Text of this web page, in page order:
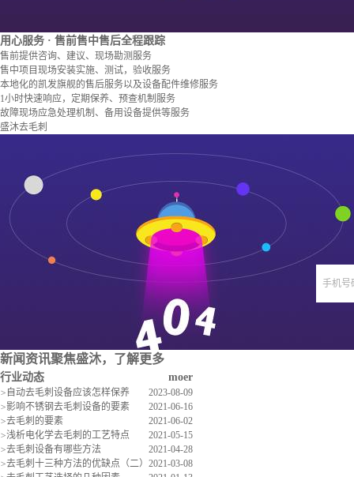
用心服务 · 售前售中售后全程跟踪
售前提供咨询、建议、现场勘测服务
售中项目现场安装实施、测试，验收服务
本地化的凯发旗舰的售后服务以及设备配件维修服务
1小时快速响应，定期保养、预查机制服务
故障现场应急处理机制、备用设备提供等服务
盛沐去毛刺
手机号
新闻资讯聚焦盛沐，了解更多
moer
行业动态
2023-08-09
> 自动去毛刺设备应该怎样保养
2021-06-16
>影响不锈钢去毛刺设备的要素
2021-06-02
>去毛刺的要素
2021-05-15
>浅析电化学去毛刺的工艺特点
2021-04-28
>去毛刺设备有哪些方法
2021-03-08
>去毛刺十三种方法的优缺点（二）